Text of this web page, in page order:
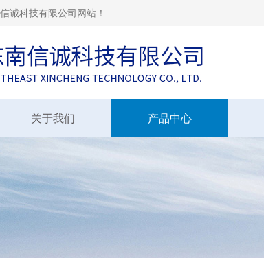
诚科技有限公司网站！
关于我们 产品中心